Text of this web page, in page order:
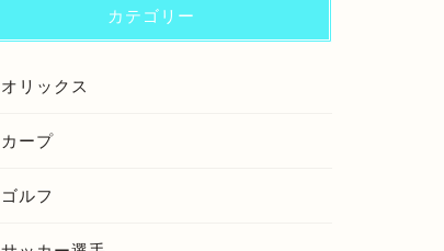
カテゴリー
オリックス
カープ
ゴルフ